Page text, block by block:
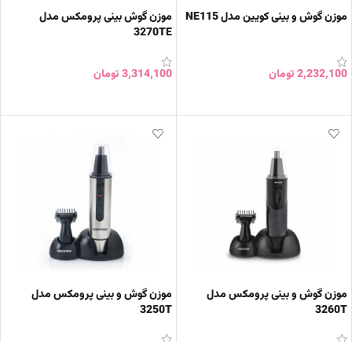
موزن گوش و بینی کویین مدل NE115
2,232,100تومان
موزن گوش بینی پرومکس مدل
3270TE
3,314,100تومان
موزن گوش و بینی پرومکس مدل
3260T
موزن گوش و بینی پرومکس مدل
3250T